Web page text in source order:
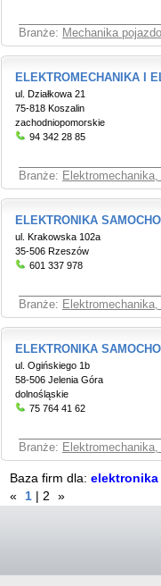
Branże: Mechanika
ELEKTROMECHANIKA I
ul. Działkowa 21
75-818 Koszalin
zachodniopomorskie
94 342 28 85
Branże:
ELEKTRONIKA
ul. Krakowska 102a
35-506 Rzeszów
601 337 978
Branże:
ELEKTRONIKA
ul. Ogińskiego 1b
58-506 Jelenia Góra
dolnośląskie
75 764 41 62
Branże:
Baza firm dla:
«
1 2 »